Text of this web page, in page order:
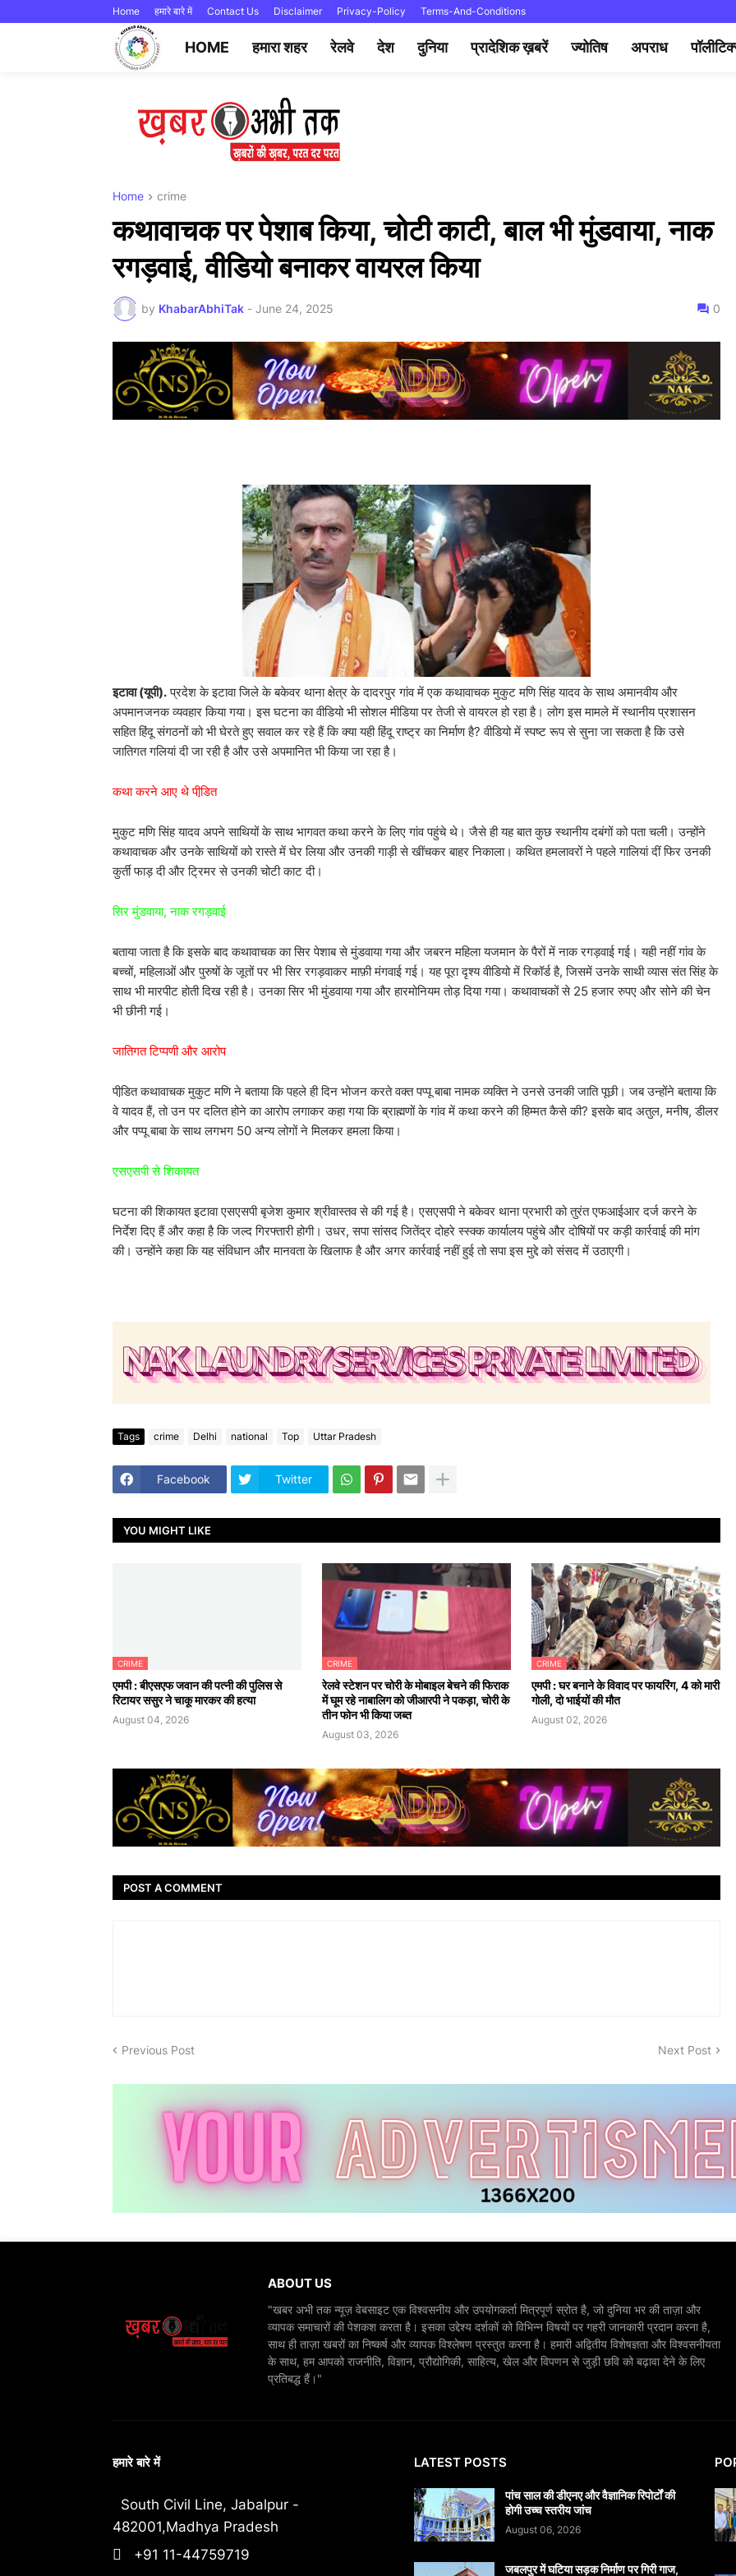
Home हमारे बारे में Contact Us Disclaimer Privacy-Policy Terms-And-Conditions
HOME हमारा शहर रेलवे देश दुनिया प्रादेशिक ख़बरें ज्योतिष अपराध
Home crime
कथावाचक पर पेशाब किया, चोटी काटी, बाल भी मुंडवाया, नाक
रगड़वाई, वीडियो बनाकर वायरल किया
by KhabarAbhiTak - June 24, 2025 0
इटावा (यूपी).प्रदेश के इटावा जिले के बकेवर थाना क्षेत्र के दादरपुर गांव में एक कथावाचक मुकुट मणि सिंह यादव के साथ अमानवीय और
अपमानजनक व्यवहार किया गया। इस घटना का वीडियो भी सोशल मीडिया पर तेजी से वायरल हो रहा है। लोग इस मामले में स्थानीय प्रशासन
सहित हिंदू संगठनों को भी घेरते हुए सवाल कर रहे हैं कि क्या यही हिंदू राष्ट्र का निर्माण है? वीडियो में स्पष्ट रूप से सुना जा सकता है कि उसे
जातिगत गलियां दी जा रही है और उसे अपमानित भी किया जा रहा है।
कथा करने आए थे पीडि़त
मुकुट मणि सिंह यादव अपने साथियों के साथ भागवत कथा करने के लिए गांव पहुंचे थे। जैसे ही यह बात कुछ स्थानीय दबंगों को पता चली। उन्होंने
कथावाचक और उनके साथियों को रास्ते में घेर लिया और उनकी गाड़ी से खींचकर बाहर निकाला। कथित हमलावरों ने पहले गालियां दीं फिर उनकी
कुर्ती फाड़ दी और ट्रिमर से उनकी चोटी काट दी।
सिर मुंडवाया, नाक रगड़वाई
बताया जाता है कि इसके बाद कथावाचक का सिर पेशाब से मुंडवाया गया और जबरन महिला यजमान के पैरों में नाक रगड़वाई गई। यही नहीं गांव के
बच्चों, महिलाओं और पुरुषों के जूतों पर भी सिर रगड़वाकर माफ़ी मंगवाई गई। यह पूरा दृश्य वीडियो में रिकॉर्ड है, जिसमें उनके साथी व्यास संत सिंह के
साथ भी मारपीट होती दिख रही है। उनका सिर भी मुंडवाया गया और हारमोनियम तोड़ दिया गया। कथावाचकों से 25 हजार रुपए और सोने की चेन
भी छीनी गई।
जातिगत टिप्पणी और आरोप
पीडि़त कथावाचक मुकुट मणि ने बताया कि पहले ही दिन भोजन करते वक्त पप्पू बाबा नामक व्यक्ति ने उनसे उनकी जाति पूछी। जब उन्होंने बताया कि
वे यादव हैं, तो उन पर दलित होने का आरोप लगाकर कहा गया कि ब्राह्मणों के गांव में कथा करने की हिम्मत कैसे की? इसके बाद अतुल, मनीष, डीलर
और पप्पू बाबा के साथ लगभग 50 अन्य लोगों ने मिलकर हमला किया।
एसएसपी से शिकायत
घटना की शिकायत इटावा एसएसपी बृजेश कुमार श्रीवास्तव से की गई है। एसएसपी ने बकेवर थाना प्रभारी को तुरंत एफआईआर दर्ज करने के
निर्देश दिए हैं और कहा है कि जल्द गिरफ्तारी होगी। उधर, सपा सांसद जितेंद्र दोहरे स्स्क्क कार्यालय पहुंचे और दोषियों पर कड़ी कार्रवाई की मांग
की। उन्होंने कहा कि यह संविधान और मानवता के खिलाफ है और अगर कार्रवाई नहीं हुई तो सपा इस मुद्दे को संसद में उठाएगी।
Tags crime Delhi national Top Uttar Pradesh
Facebook Twitter
YOU MIGHT LIKE
CRIME
एमपी : बीएसएफ जवान की पत्नी की पुलिस से
रिटायर ससुर ने चाकू मारकर की हत्या
August 04, 2026
CRIME
रेलवे स्टेशन पर चोरी के मोबाइल बेचने की फिराक
में घूम रहे नाबालिग को जीआरपी ने पकड़ा, चोरी के
तीन फोन भी किया जब्त
August 03, 2026
CRIME
एमपी : घर बनाने के विवाद पर फायरिंग, 4 को मारी
गोली, दो भाईयों की मौत
August 02, 2026
POST A COMMENT
Previous Post Next Post
ABOUT US
"खबर अभी तक न्यूज़ वेबसाइट एक विश्वसनीय और उपयोगकर्ता मित्रपूर्ण स्रोत है, जो दुनिया भर की ताज़ा और
व्यापक समाचारों की पेशकश करता है। इसका उद्देश्य दर्शकों को विभिन्न विषयों पर गहरी जानकारी प्रदान करना है,
साथ ही ताज़ा खबरों का निष्कर्ष और व्यापक विश्लेषण प्रस्तुत करना है। हमारी अद्वितीय विशेषज्ञता और विश्वसनीयता
के साथ, हम आपको राजनीति, विज्ञान, प्रौद्योगिकी, साहित्य, खेल और विपणन से जुड़ी छवि को बढ़ावा देने के लिए
प्रतिबद्ध हैं।"
हमारे बारे में
South Civil Line, Jabalpur -
482001,Madhya Pradesh
+91 11-44759719
LATEST POSTS
पांच साल की डीएनए और वैज्ञानिक रिपोर्टों की
होगी उच्च स्तरीय जांच
August 06, 2026
जबलपुर में घटिया सड़क निर्माण पर गिरी गाज,